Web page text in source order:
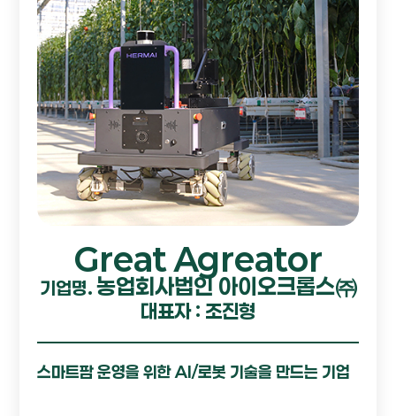
Great Agreator
기업명. 농업회사법인 아이오크롭스㈜
대표자 : 조진형
스마트팜 운영을 위한 AI/로봇 기술을 만드는 기업